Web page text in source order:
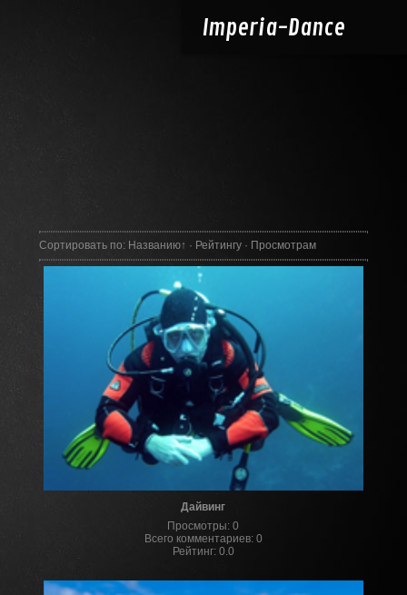
Imperia-Dance
Сортировать по: Названию↑ · Рейтингу· Просмотрам
Дайвинг
Просмотры:0
Всего комментариев: 0
Рейтинг: 0.0